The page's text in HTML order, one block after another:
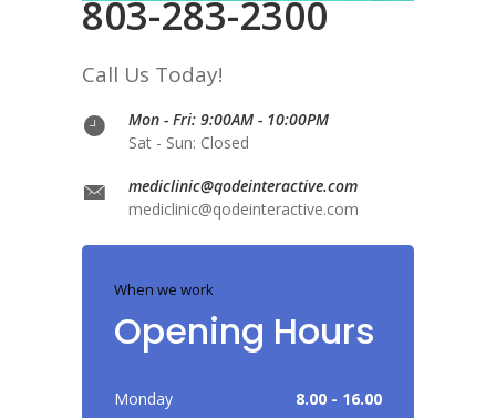
803-283-2300
Call Us Today!
Mon - Fri: 9:00AM - 10:00PM
Sat - Sun: Closed
mediclinic@qodeinteractive.com
mediclinic@qodeinteractive.com
When we work
Opening Hours
Monday 8.00 - 16.00